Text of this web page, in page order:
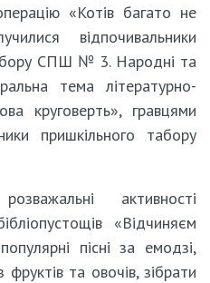
«Котів багато не
відпочивальники
СПШ № 3. Народні та
тема літературно-
круговерть», гравцями
пришкільного табору
активності
«Відчиняєм
пісні за емодзі,
та овочів, зібрати